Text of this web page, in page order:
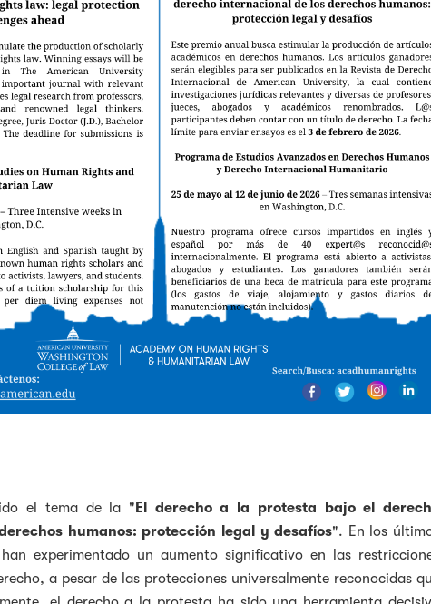
el tema de la " El derecho a la protesta bajo el
humanos: protección legal y desafíos". En los
experimentado un aumento significativo en las
a pesar de las protecciones universalmente reconocidas